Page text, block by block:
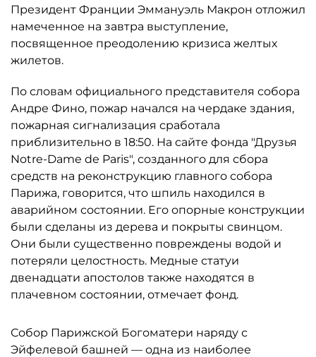
Президент Франции Эммануэль Макрон отложил
намеченное на завтра выступление,
посвященное преодолению кризиса желтых
жилетов.
По словам официального представителя собора
Андре Фино, пожар начался на чердаке здания,
пожарная сигнализация сработала
приблизительно в 18:50. На сайте фонда "Друзья
Notre-Dame de Paris", созданного для сбора
средств на реконструкцию главного собора
Парижа, говорится, что шпиль находился в
аварийном состоянии. Его опорные конструкции
были сделаны из дерева и покрыты свинцом.
Они были существенно повреждены водой и
потеряли целостность. Медные статуи
двенадцати апостолов также находятся в
плачевном состоянии, отмечает фонд.
Собор Парижской Богоматери наряду с
Эйфелевой башней — одна из наиболее